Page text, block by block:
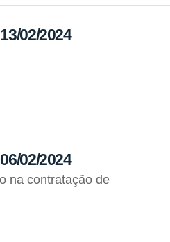
02/2024
02/2024
na contratação de